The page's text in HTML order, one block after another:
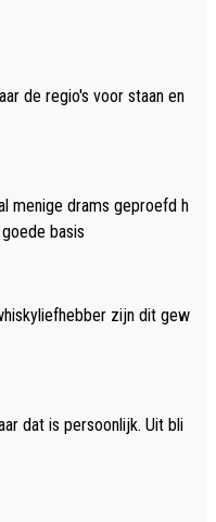
de regio's voor staan en
menige drams geproefd h
goede basis
zijn dit gew
dat is persoonlijk. Uit bli